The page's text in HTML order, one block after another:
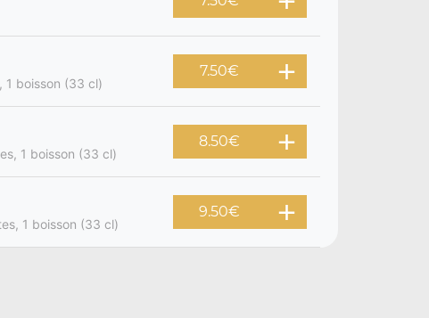
1 boisson (33 cl)
7.50€
1 boisson (33 cl)
8.50€
1 boisson (33 cl)
9.50€